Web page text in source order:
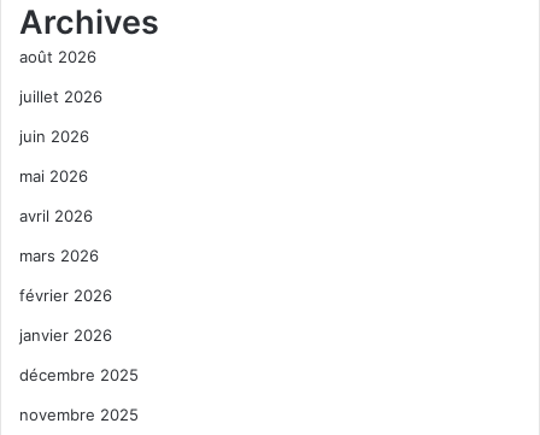
Archives
août 2026
juillet 2026
juin 2026
mai 2026
avril 2026
mars 2026
février 2026
janvier 2026
décembre 2025
novembre 2025